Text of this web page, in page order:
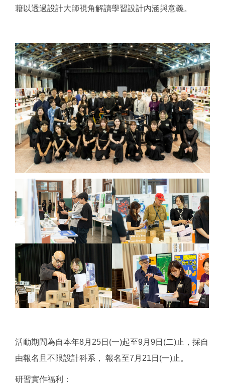
藉以透過設計大師視角解讀學習設計內涵與意義。
活動期間為自本年8月25日(一)起至9月9日(二)止，採自
由報名且不限設計科系， 報名至7月21日(一)止。
研習實作福利：